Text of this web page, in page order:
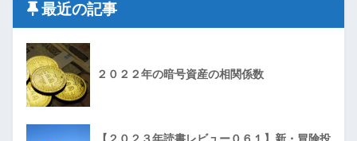
最近の記事
２０２２年の暗号資産の相関係数